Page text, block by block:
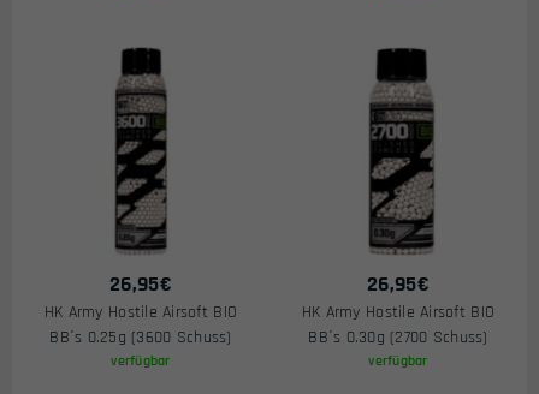
26,95€
HK Army Hostile Airsoft BIO
BB´s 0.25g (3600 Schuss)
verfügbar
26,95€
HK Army Hostile Airsoft BIO
BB´s 0.30g (2700 Schuss)
verfügbar